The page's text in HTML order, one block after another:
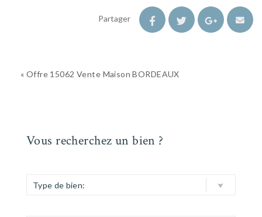
Partager
« Offre 15062 Vente Maison BORDEAUX
Vous recherchez un bien ?
Type de bien: